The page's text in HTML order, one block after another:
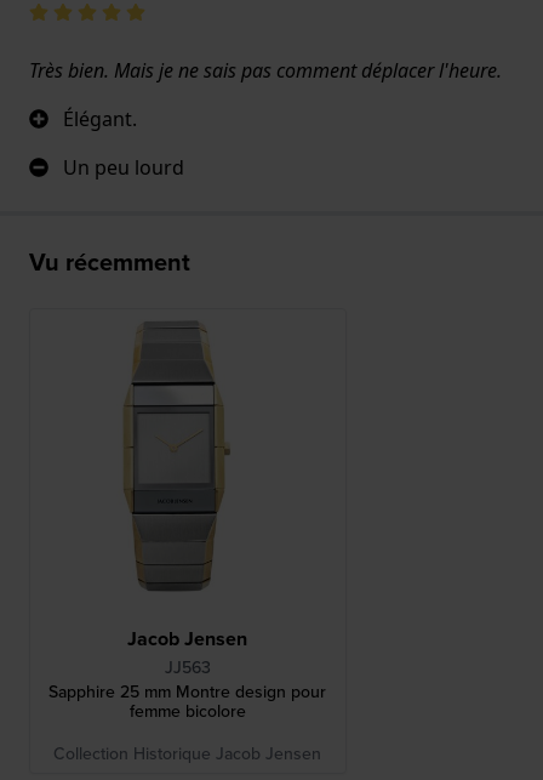
Très bien. Mais je ne sais pas comment déplacer l'heure.
Élégant.
Un peu lourd
Vu récemment
Jacob Jensen
JJ563
Sapphire 25 mm Montre design pour
femme bicolore
Collection Historique Jacob Jensen